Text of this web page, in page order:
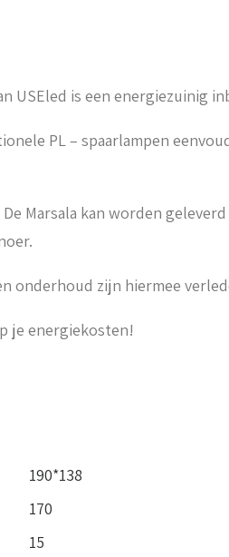
USEled is een energiezuinig
PL – spaarlampen
Marsala kan worden
onderhoud zijn hiermee
je energiekosten!
190*138
170
15